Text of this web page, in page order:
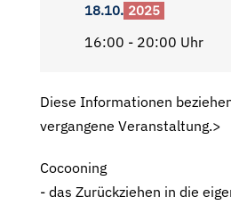
18.10. 2025
16:00 - 20:00 Uhr
Diese Informationen
vergangene Veranstaltung.>
Cocooning
- das Zurückziehen in die